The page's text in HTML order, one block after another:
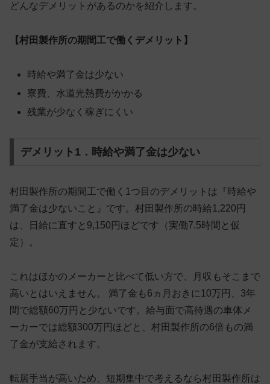
どんなデメリットがあるのかを紹介します。
【村田製作所の期間工で働くデメリット】
時給や満了金は少ない
寮費、水道光熱費がかかる
残業が少なく稼ぎにくい
デメリット1．時給や満了金は少ない
村田製作所の期間工で働く1つ目のデメリットは『時給や
満了金は少ないこと』です。村田製作所の時給1,220円
は、日給に直すと9,150円ほどです（実働7.5時間と仮
定）。
これはほかのメーカーと比べて低い方で、
月収もそこまで
高いとはいえません。 満了金も6ヵ月おきに10万円、3年
間で総額60万円と少ないです。給与面で高待遇の車体メ
ーカーでは総額300万円ほどと、村田製作所の6倍もの満
了金が支給されます。
転居手当が高いため、短期集中で考えるなら村田製作所は